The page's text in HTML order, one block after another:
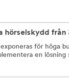
hörselskydd från
för höga
en